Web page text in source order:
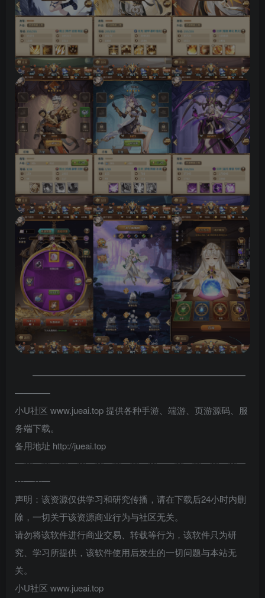
————————————————————————
————
小U社区 www.jueai.top 提供各种手游、端游、页游源码、服
务端下载。
备用地址 http://jueai.top
━┅━┅━┅━┅━┅━┅━┅━┅━━┅━┅━┅━┅━
┅━┅━
声明：该资源仅供学习和研究传播，请在下载后24小时内删
除，一切关于该资源商业行为与社区无关。
请勿将该软件进行商业交易、转载等行为，该软件只为研
究、学习所提供，该软件使用后发生的一切问题与本站无
关。
小U社区 www.jueai.top